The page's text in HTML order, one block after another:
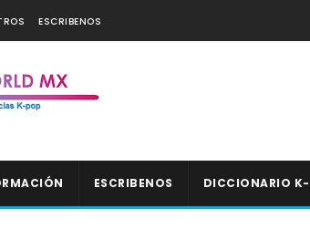
ESCRIBENOS
ESCRIBENOS DICCIONARIO